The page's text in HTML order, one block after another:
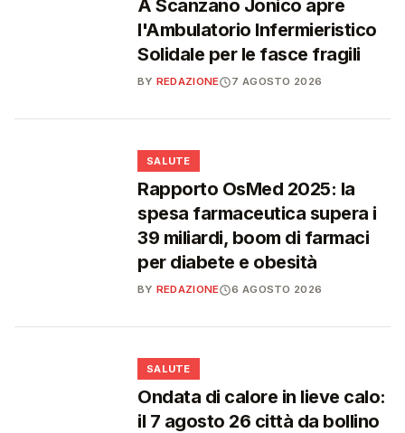
A Scanzano Jonico apre
l'Ambulatorio Infermieristico
Solidale per le fasce fragili
BY REDAZIONE 7 AGOSTO 2026
SALUTE
Rapporto OsMed 2025: la
spesa farmaceutica supera i
39 miliardi, boom di farmaci
per diabete e obesità
BY REDAZIONE 6 AGOSTO 2026
SALUTE
Ondata di calore in lieve calo:
il 7 agosto 26 città da bollino